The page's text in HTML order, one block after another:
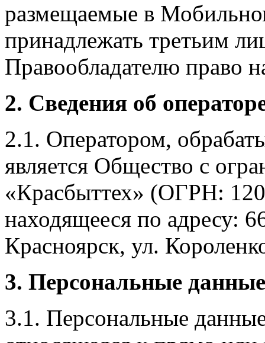
размещаемые в
принадлежать третьим
Правообладателю право
2. Сведения об
2.1. Оператором,
является Общество с
«Красбыттех» (ОГРН:
находящееся по адресу:
Красноярск, ул.
3. Персональные
3.1. Персональные